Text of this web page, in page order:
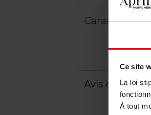
Ce site
La loi
À tout
Avis client